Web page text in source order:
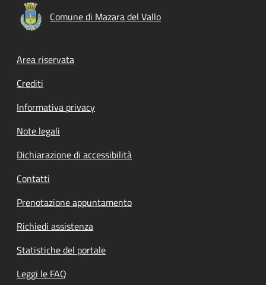
Comune di Mazara del Vallo
Footer menu
Area riservata
Crediti
Informativa privacy
Note legali
Dichiarazione di accessibilità
Contatti
Prenotazione appuntamento
Richiedi assistenza
Statistiche del portale
Leggi le FAQ